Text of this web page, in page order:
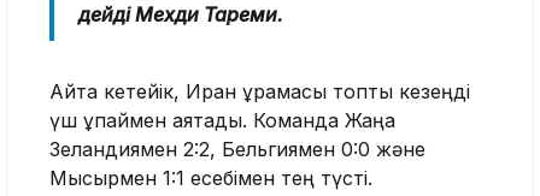
дейді Мехди Тареми.
Айта кетейік, Иран құрамасы топтық кезеңді
үш ұпаймен аяқтады. Команда Жаңа
Зеландиямен 2:2, Бельгиямен 0:0 және
Мысырмен 1:1 есебімен тең түсті.